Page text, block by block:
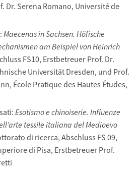
Dr. Serena Romano, Université de
Maecenas in Sachsen. Höfische
am Beispiel von Heinrich
FS10, Erstbetreuer Prof. Dr.
Universität Dresden, und Prof.
École Pratique des Hautes Études,
Esotismo e chinoiserie. Influenze
tessile italiana del Medioevo
di ricerca, Abschluss FS 09,
di Pisa, Erstbetreuer Prof.